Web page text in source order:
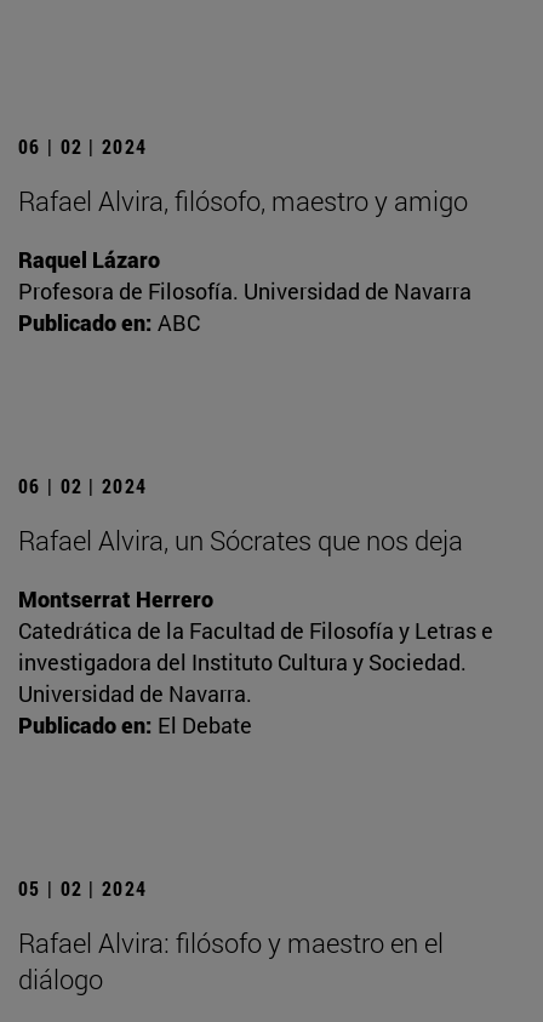
06 | 02 | 2024
Rafael Alvira, filósofo, maestro y amigo
Raquel Lázaro
Profesora de Filosofía. Universidad de Navarra
Publicado en: ABC
06 | 02 | 2024
Rafael Alvira, un Sócrates que nos deja
Montserrat Herrero
Catedrática de la Facultad de Filosofía y Letras e
investigadora del Instituto Cultura y Sociedad.
Universidad de Navarra.
Publicado en: El Debate
05 | 02 | 2024
Rafael Alvira: filósofo y maestro en el
diálogo